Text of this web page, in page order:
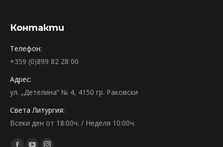
Контакти
Телефон:
+359 (0)899 82 28 00
Адрес:
ул. „Детелина“ № 4, 4150 гр. Раковски
Света Литургия:
Всеки ден от 18:00ч. / Неделя 10:00ч.
Find us on: